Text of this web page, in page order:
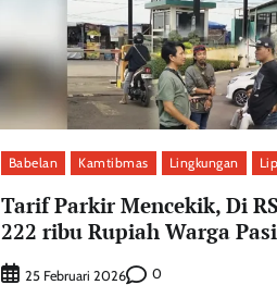
Babelan Kamtibmas Lingkungan
Tarif Parkir Mencekik, Di
222 ribu Rupiah Warga
25 Februari 2026 0